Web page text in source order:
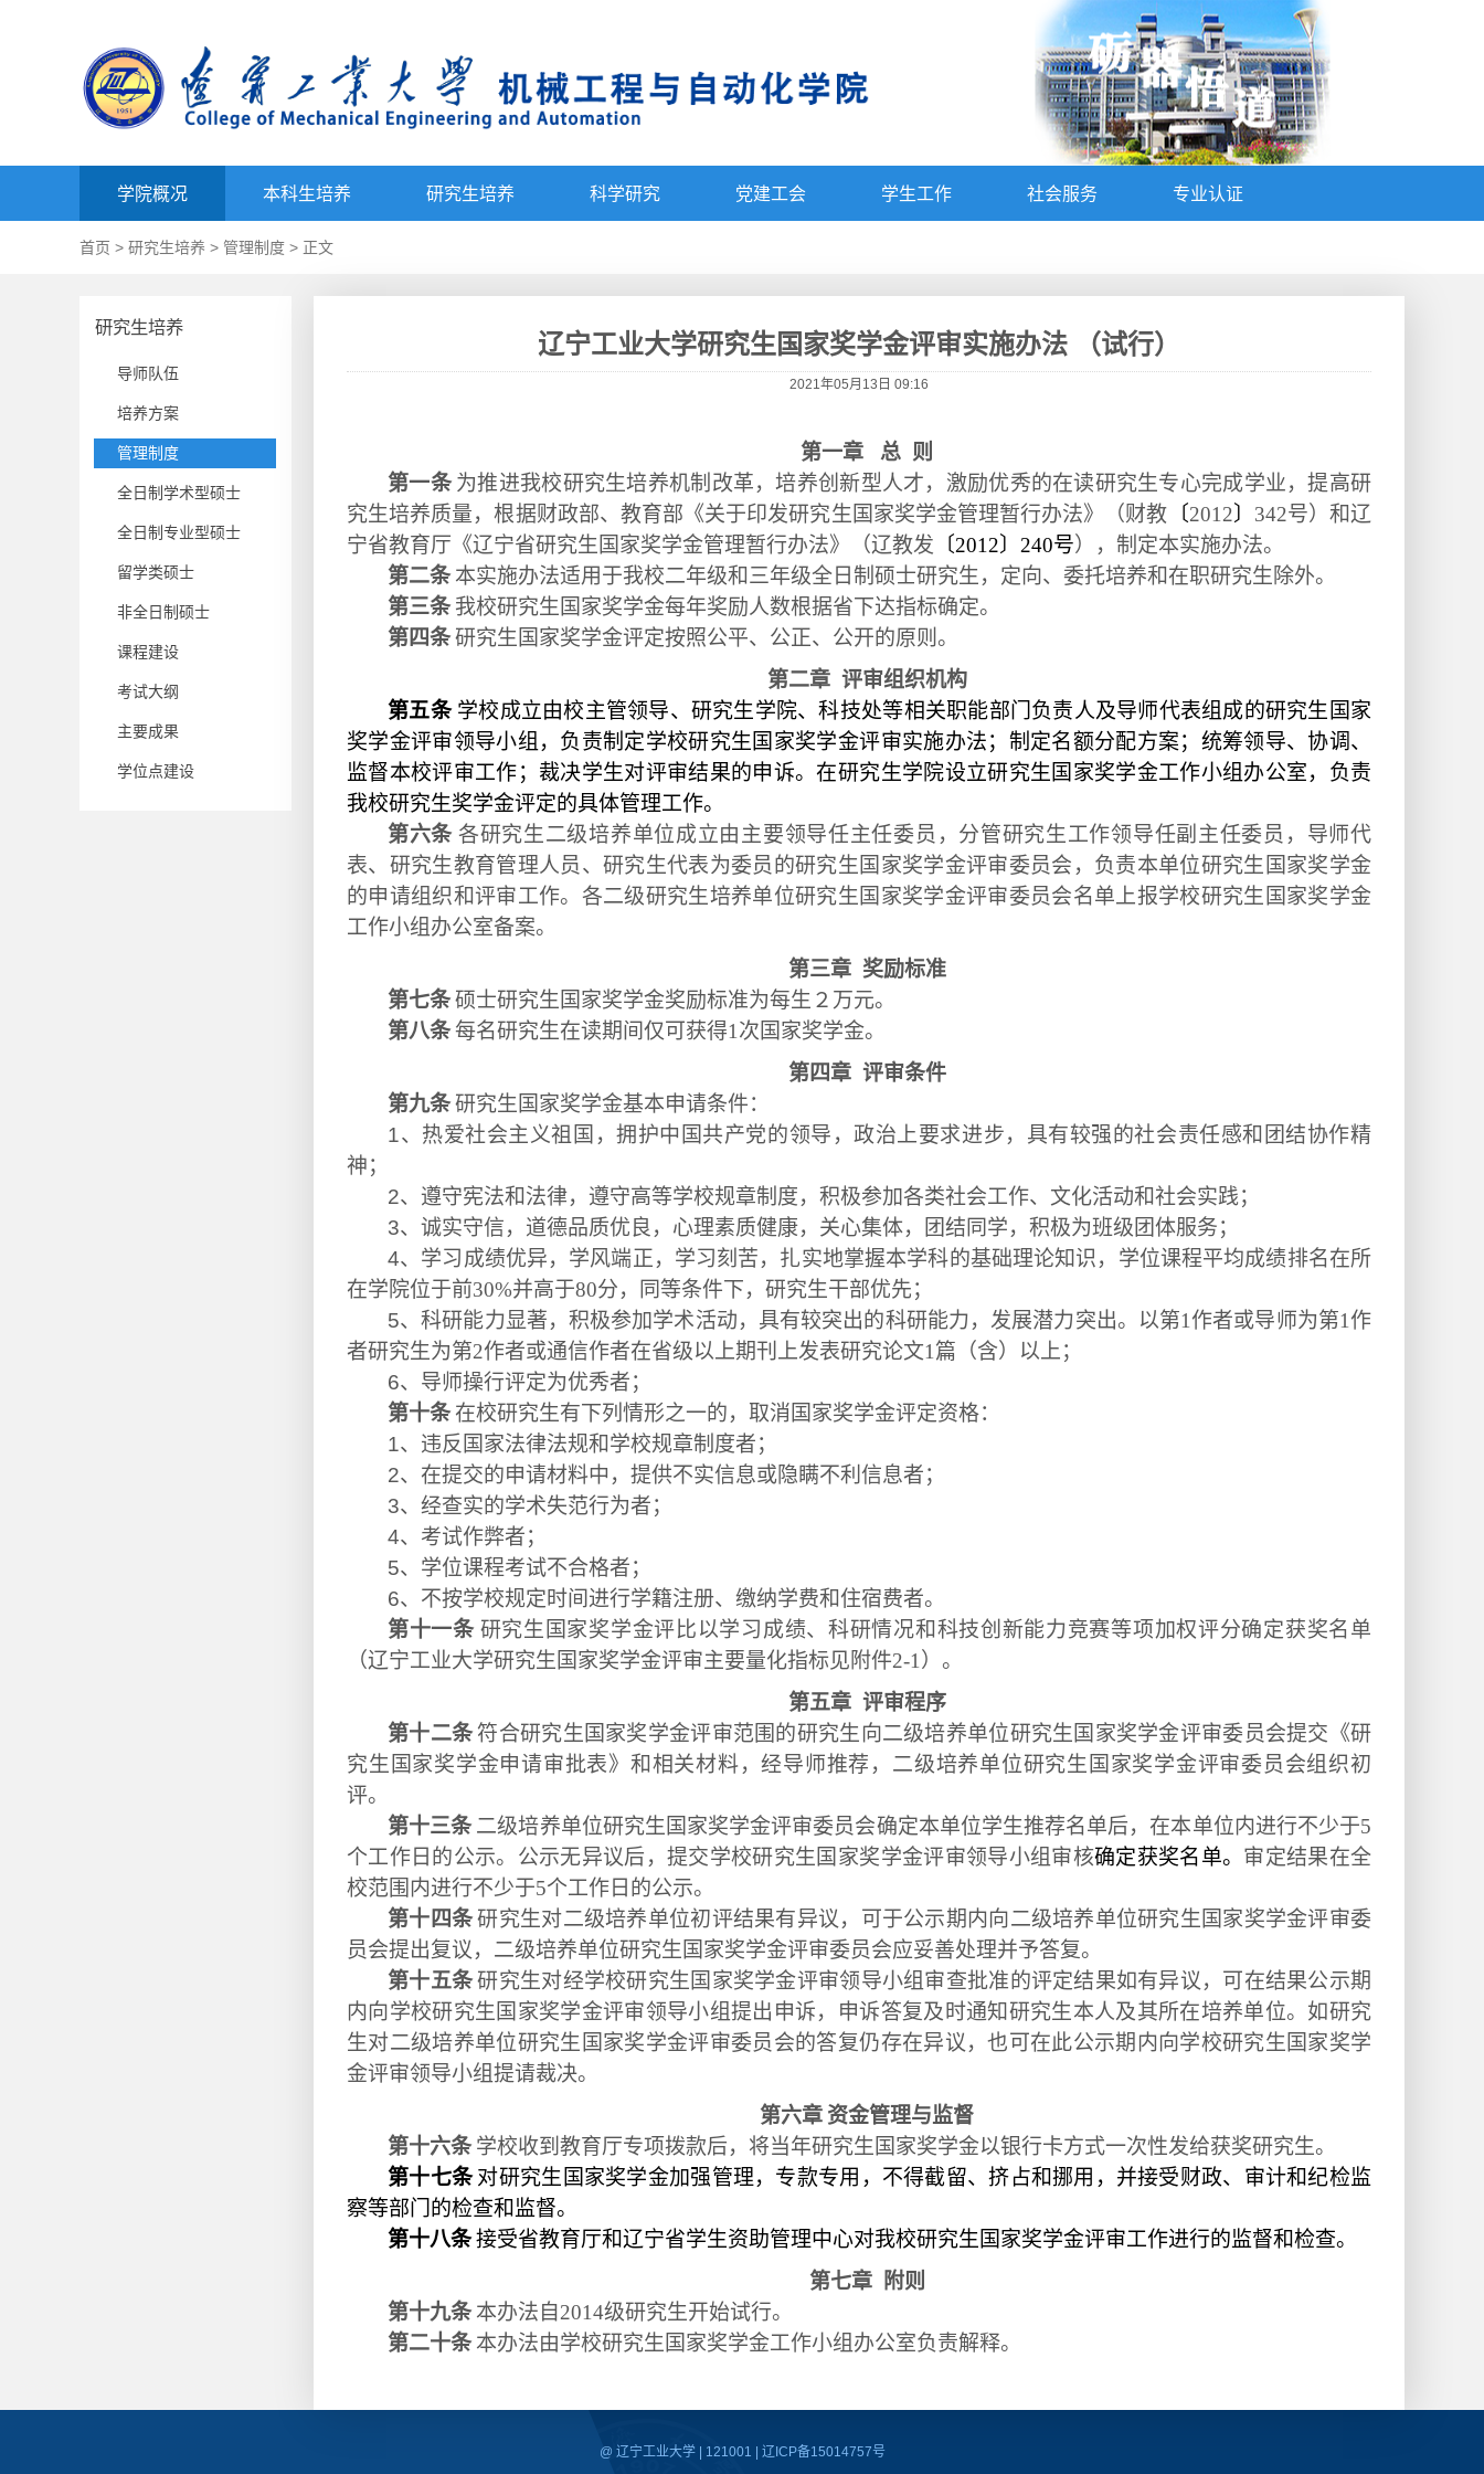
学院概况 本科生培养 研究生培养 科学研究 党建工会 学生工作 社会服务 专业认证
首页 > 研究生培养 > 管理制度 > 正文
研究生培养
导师队伍
培养方案
管理制度
全日制学术型硕士
全日制专业型硕士
留学类硕士
非全日制硕士
课程建设
考试大纲
主要成果
学位点建设
辽宁工业大学研究生国家奖学金评审实施办法 （试行）
2021年05月13日 09:16
第一章 总 则
第一条 为推进我校研究生培养机制改革，培养创新型人才，激励优秀的在读研究生专心完成学业，提高研
究生培养质量，根据财政部、 教育部《关于印发研究生国家奖学金管理暂行办法》（财教 〔2012〕 342号）和辽
宁省教育厅《辽宁省研究生国家奖学金管理暂行办法》（辽教发 〔2012〕240号），制定本实施办法。
第二条 本实施办法适用于我校二年级和三年级全日制硕士研究生，定向、委托培养和在职研究生除外。
第三条 我校研究生国家奖学金每年奖励人数根据省下达指标确定。
第四条研究生国家奖学金评定按照公平、公正、公开的原则。
第二章 评审组织机构
第五条学校成立由校主管领导、研究生学院、科技处等相关职能部门负责人及导师代表组成的研究生国家
奖学金评审领导小组，负责制定学校研究生国家奖学金评审实施办法；制定名额分配方案；统筹领导、协调、
监督本校评审工作；裁决学生对评审结果的申诉。在研究生学院设立研究生国家奖学金工作小组办公室，负责
我校研究生奖学金评定的具体管理工作。
第六条 各研究生二级培养单位成立由主要领导任主任委员，分管研究生工作领导任副主任委员，导师代
表、研究生教育管理人员、研究生代表为委员的研究生国家奖学金评审委员会，负责本单位研究生国家奖学金
的申请组织和评审工作。各二级研究生培养单位研究生国家奖学金评审委员会名单上报学校研究生国家奖学金
工作小组办公室备案。
第三章 奖励标准
第七条硕士研究生国家奖学金奖励标准为每生２万元。
第八条每名研究生在读期间仅可获得1次国家奖学金。
第四章 评审条件
第九条研究生国家奖学金基本申请条件：
1、热爱社会主义祖国，拥护中国共产党的领导，政治上要求进步，具有较强的社会责任感和团结协作精
神；
2、遵守宪法和法律，遵守高等学校规章制度，积极参加各类社会工作、文化活动和社会实践；
3、诚实守信，道德品质优良，心理素质健康，关心集体，团结同学，积极为班级团体服务；
4、学习成绩优异，学风端正，学习刻苦，扎实地掌握本学科的基础理论知识， 学位课程平均成绩排名在所
在学院位于前30%并高于80分，同等条件下，研究生干部优先；
5、科研能力显著，积极参加学术活动，具有较突出的科研能力，发展潜力突出。以第1作者或导师为第1作
者研究生为第2作者或通信作者在省级以上期刊上发表研究论文1篇（含）以上；
6、导师操行评定为优秀者；
第十条 在校研究生有下列情形之一的，取消国家奖学金评定资格：
1、违反国家法律法规和学校规章制度者；
2、在提交的申请材料中，提供不实信息或隐瞒不利信息者；
3、经查实的学术失范行为者；
4、考试作弊者；
5、学位课程考试不合格者；
6、不按学校规定时间进行学籍注册、缴纳学费和住宿费者。
第十一条 研究生国家奖学金评比以学习成绩、科研情况和科技创新能力竞赛等项加权评分确定获奖名单
（辽宁工业大学研究生国家奖学金评审主要量化指标见附件2-1 ）。
第五章 评审程序
第十二条 符合研究生国家奖学金评审范围的研究生向二级培养单位研究生国家奖学金评审委员会提交《研
究生国家奖学金申请审批表》和相关材料，经导师推荐，二级培养单位研究生国家奖学金评审委员会组织初
评。
第十三条 二级培养单位研究生国家奖学金评审委员会确定本单位学生推荐名单后，在本单位内进行不少于5
个工作日的公示。公示无异议后，提交学校研究生国家奖学金评审领导小组审核确定获奖名单。 审定结果在全
校范围内进行不少于5个工作日的公示。
第十四条 研究生对二级培养单位初评结果有异议，可于公示期内向二级培养单位研究生国家奖学金评审委
员会提出复议，二级培养单位研究生国家奖学金评审委员会应妥善处理并予答复。
第十五条 研究生对经学校研究生国家奖学金评审领导小组审查批准的评定结果如有异议，可在结果公示期
内向学校研究生国家奖学金评审领导小组提出申诉，申诉答复及时通知研究生本人及其所在培养单位。如研究
生对二级培养单位研究生国家奖学金评审委员会的答复仍存在异议，也可在此公示期内向学校研究生国家奖学
金评审领导小组提请裁决。
第六章 资金管理与监督
第十六条 学校收到教育厅专项拨款后，将当年研究生国家奖学金以银行卡方式一次性发给获奖研究生。
第十七条 对研究生国家奖学金加强管理，专款专用，不得截留、挤占和挪用，并接受财政、审计和纪检监
察等部门的检查和监督。
第十八条接受省教育厅和辽宁省学生资助管理中心对我校研究生国家奖学金评审工作进行的监督和检查。
第七章
附则
第十九条 本办法自 2014级研究生开始试行。
第二十条 本办法由学校研究生国家奖学金工作小组办公室负责解释。
@ 辽宁工业大学 | 121001 | 辽ICP备15014757号